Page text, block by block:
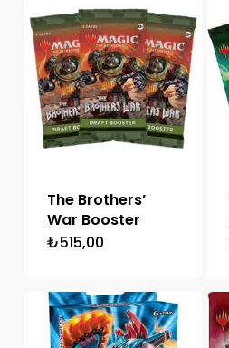
The Brothers’
War Booster
₺515,00